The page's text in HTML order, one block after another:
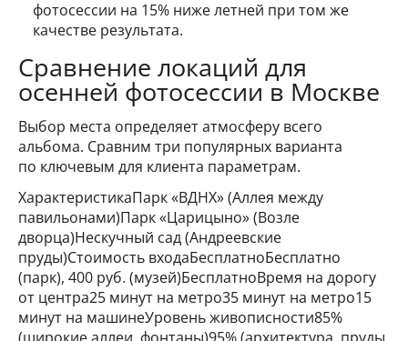
фотосессии на 15% ниже летней при том же
качестве результата.
Сравнение локаций для
осенней фотосессии в Москве
Выбор места определяет атмосферу всего
альбома. Сравним три популярных варианта
по ключевым для клиента параметрам.
ХарактеристикаПарк «ВДНХ» (Аллея между
павильонами)Парк «Царицыно» (Возле
дворца)Нескучный сад (Андреевские
пруды)Стоимость входаБесплатноБесплатно
(парк), 400 руб. (музей)БесплатноВремя на дорогу
от центра25 минут на метро35 минут на метро15
минут на машинеУровень живописности85%
(широкие аллеи, фонтаны)95% (архитектура, пруды,